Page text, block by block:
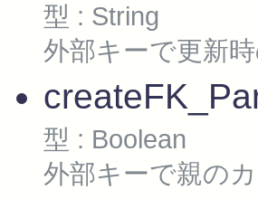
型 : String
外部キーで更新
型 : Boolean
外部キーで親の